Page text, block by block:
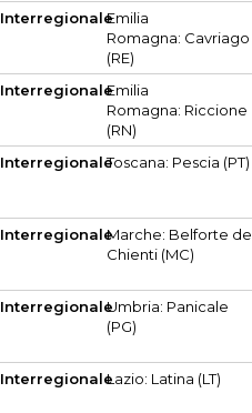
InterregionaleEmilia
Romagna: Cavriago
(RE)
InterregionaleEmilia
Romagna: Riccione
(RN)
InterregionaleToscana: Pescia (PT)
InterregionaleMarche: Belforte
Chienti (MC)
InterregionaleUmbria: Panicale
(PG)
InterregionaleLazio: Latina (LT)